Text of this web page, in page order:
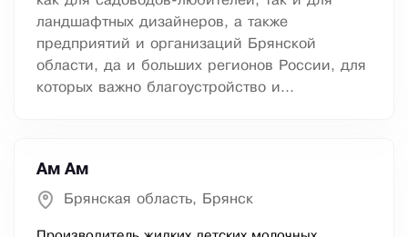
ландшафтных дизайнеров, а также
предприятий и организаций Брянской
области, да и больших регионов России, для
которых важно благоустройство и...
Ам Ам
Брянская область, Брянск